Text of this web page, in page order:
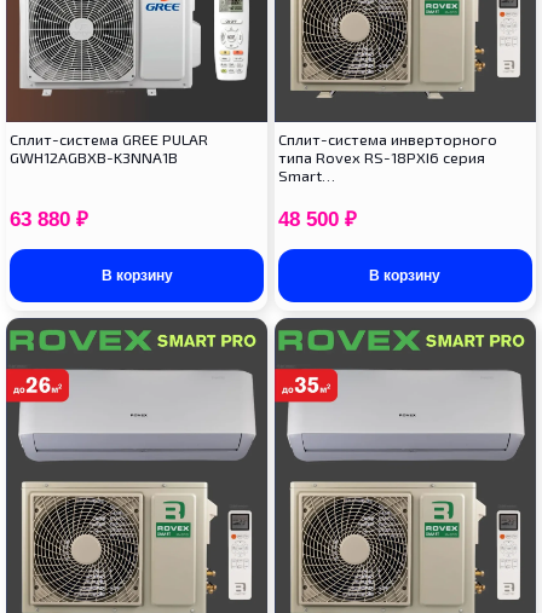
Cплит-система GREE PULAR
GWH12AGBXB-K3NNA1B
63 880 ₽
В корзину
Cплит-система инверторного
типа Rovex RS-18PXI6 серия
Smart…
48 500 ₽
В корзину